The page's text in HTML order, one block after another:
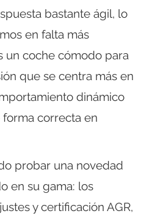
bastante ágil, lo
en falta más
un coche cómodo para
que se centra más en
dinámico
correcta en
probar una novedad
en su gama: los
y certificación AGR,